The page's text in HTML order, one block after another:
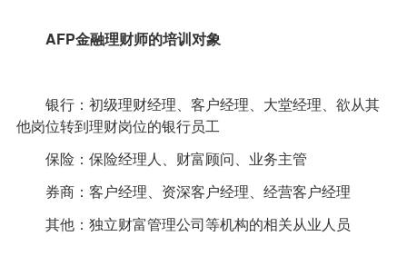
AFP金融理财师的培训对象
银行：初级理财经理、客户经理、大堂经理、欲从其
他岗位转到理财岗位的银行员工
保险：保险经理人、财富顾问、业务主管
券商：客户经理、资深客户经理、经营客户经理
其他：独立财富管理公司等机构的相关从业人员